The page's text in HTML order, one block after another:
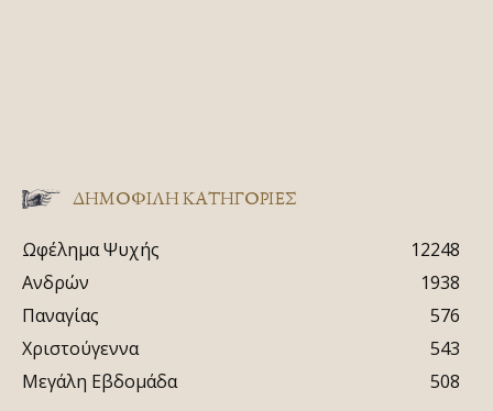
ΔΗΜΟΦΙΛΗ ΚΑΤΗΓΟΡΙΕΣ
Ωφέλημα Ψυχής
12248
Ανδρών
1938
Παναγίας
576
Χριστούγεννα
543
Μεγάλη Εβδομάδα
508